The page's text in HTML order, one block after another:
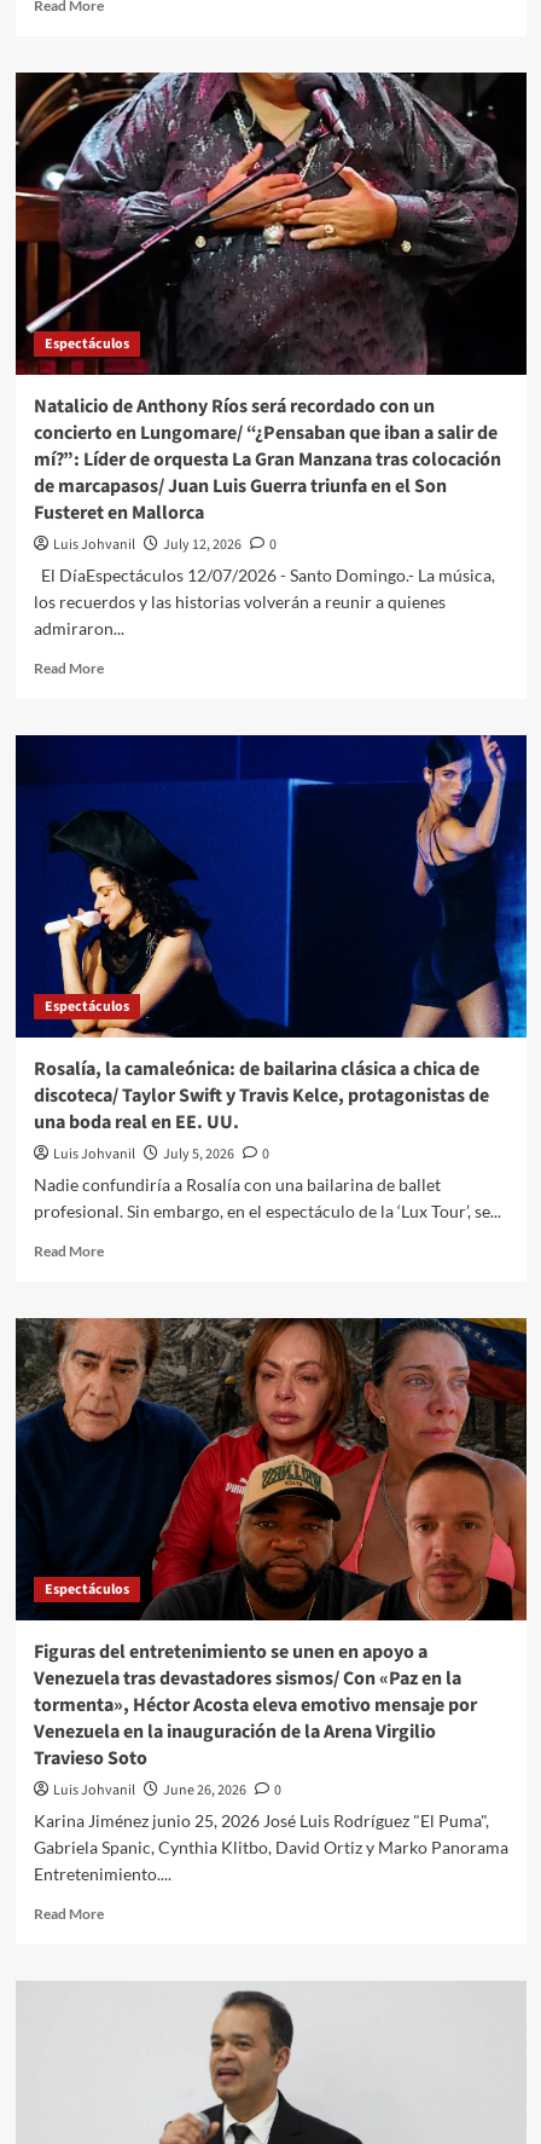
Read More
Espectáculos
Natalicio de Anthony Ríos será recordado con un
concierto en Lungomare/ “¿Pensaban que iban a salir de
mí?”: Líder de orquesta La Gran Manzana tras colocación
de marcapasos/ Juan Luis Guerra triunfa en el Son
Fusteret en Mallorca
Luis Johvanil July 12, 2026
0
El DíaEspectáculos 12/07/2026 - Santo Domingo.- La música,
los recuerdos y las historias volverán a reunir a quienes
admiraron...
Read More
Espectáculos
Rosalía, la camaleónica: de bailarina clásica a chica de
discoteca/ Taylor Swift y Travis Kelce, protagonistas de
una boda real en EE. UU.
Luis Johvanil July 5, 2026
0
Nadie confundiría a Rosalía con una bailarina de ballet
profesional. Sin embargo, en el espectáculo de la ‘Lux Tour’, se...
Read More
Espectáculos
Figuras del entretenimiento se unen en apoyo a
Venezuela tras devastadores sismos/ Con «Paz en la
tormenta», Héctor Acosta eleva emotivo mensaje por
Venezuela en la inauguración de la Arena Virgilio
Travieso Soto
Luis Johvanil June 26, 2026
0
Karina Jiménez junio 25, 2026 José Luis Rodríguez "El Puma",
Gabriela Spanic, Cynthia Klitbo, David Ortiz y Marko Panorama
Entretenimiento....
Read More